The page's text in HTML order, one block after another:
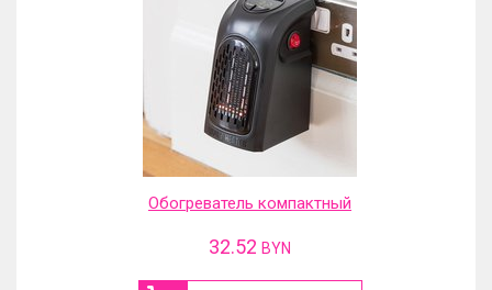
Обогреватель компактный
32.52 BYN